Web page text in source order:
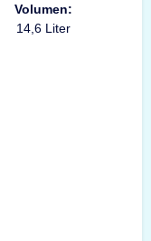
Volumen:
14,6 Liter